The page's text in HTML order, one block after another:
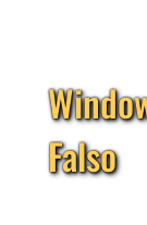
Falso